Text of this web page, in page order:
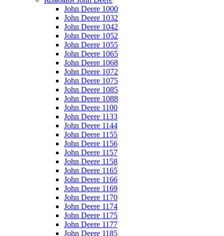
John Deere 1000
John Deere 1032
John Deere 1042
John Deere 1052
John Deere 1055
John Deere 1065
John Deere 1068
John Deere 1072
John Deere 1075
John Deere 1085
John Deere 1088
John Deere 1100
John Deere 1133
John Deere 1144
John Deere 1155
John Deere 1156
John Deere 1157
John Deere 1158
John Deere 1165
John Deere 1166
John Deere 1169
John Deere 1170
John Deere 1174
John Deere 1175
John Deere 1177
John Deere 1185